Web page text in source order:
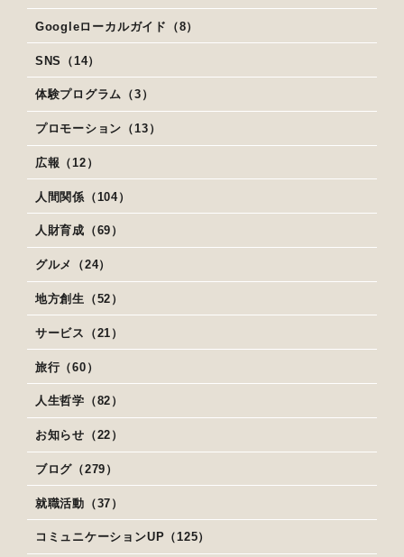
Googleローカルガイド（8）
SNS（14）
体験プログラム（3）
プロモーション（13）
広報（12）
人間関係（104）
人財育成（69）
グルメ（24）
地方創生（52）
サービス（21）
旅行（60）
人生哲学（82）
お知らせ（22）
ブログ（279）
就職活動（37）
コミュニケーションUP（125）